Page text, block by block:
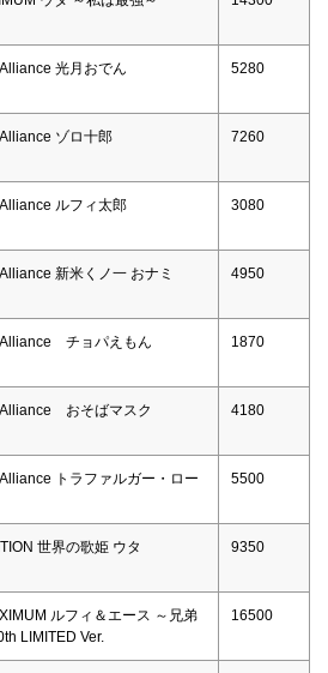
光月おでん 5280
ゾロ十郎 7260
ルフィ太郎 3080
新米くノ一 おナミ 4950
チョパえもん 1870
おそばマスク 4180
トラファルガー・ロー
5500
世界の歌姫 ウタ 9350
ルフィ＆エース ～兄弟
LIMITED Ver.
16500